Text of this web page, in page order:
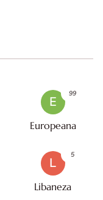
E
Europeana
99
L
Libaneza
5